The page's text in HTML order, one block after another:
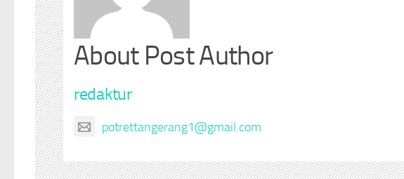
About Post Author
redaktur
potrettangerang1@gmail.com